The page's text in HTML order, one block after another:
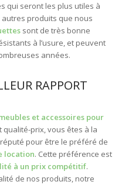
qui seront les plus utiles à
produits que nous
sont de très bonne
à l’usure, et peuvent
années.
RAPPORT
et accessoires pour
prix, vous êtes à la
pour être le préféré de
location. Cette préférence est
à un prix compétitif.
de nos produits, notre